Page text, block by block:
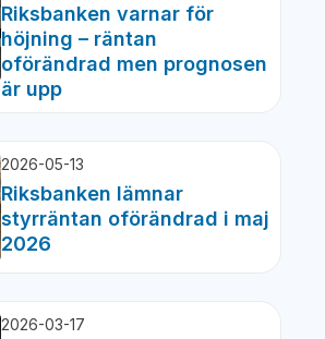
Riksbanken varnar för
höjning – räntan
oförändrad men prognosen
är upp
2026-05-13
Riksbanken lämnar
styrräntan oförändrad i maj
2026
2026-03-17